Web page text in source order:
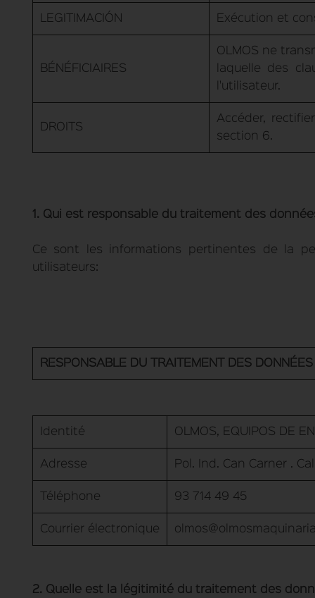
LEGITIMACIÓN Exécution et
BÉNÉFICIAIRES
OLMOS ne
laquelle des
l'utilisateur.
DROITS
Accéder,
section 6.
1. Qui est responsable du traitement des
Ce sont les informations pertinentes de la
utilisateurs:
RESPONSABLE DU TRAITEMENT DES DONNÉES
Identité OLMOS, EQUIPOS DE
Adresse Pol. Ind. Can Carner .
Téléphone 93 714 49 45
Courrier électronique
2. Quelle est la légitimité du traitement des